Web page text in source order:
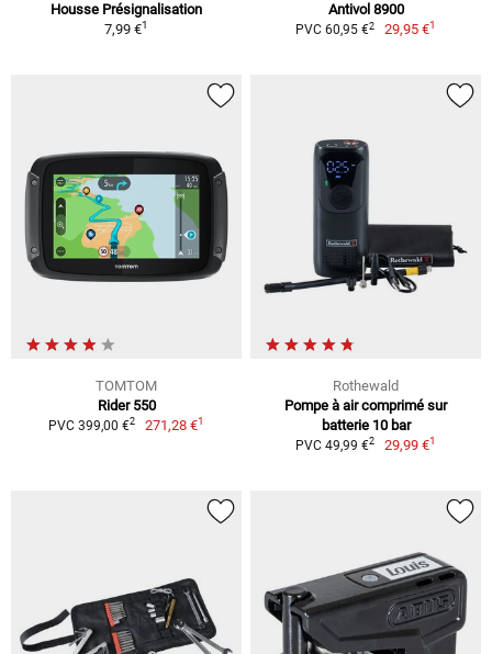
Housse Présignalisation
7,99 €1
Antivol 8900
PVC 60,95 €2 29,95 €1
TOMTOM
Rider 550
PVC 399,00 €2 271,28 €1
Rothewald
Pompe à air comprimé sur
batterie 10 bar
PVC 49,99 €2 29,99 €1